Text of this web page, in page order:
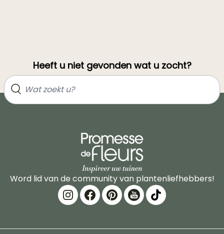
Heeft u niet gevonden wat u zocht?
Word lid van de community van plantenliefhebbers!